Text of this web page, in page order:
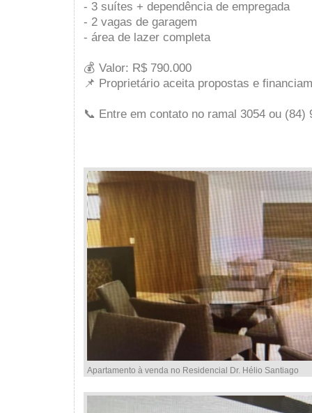
- 3 suítes + dependência de empregada
- 2 vagas de garagem
- área de lazer completa
💰 Valor: R$ 790.000
📌 Proprietário aceita propostas e
📞 Entre em contato no ramal 3054 ou (84)
Apartamento à venda no Residencial Dr. Hélio Santiago